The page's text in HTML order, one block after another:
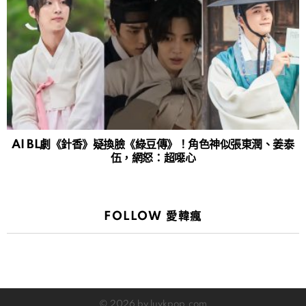
AI BL劇《針香》疑換臉《綠豆傳》！角色神似張東潤、姜泰
伍，網怒：超噁心
FOLLOW 愛韓瘋
© 2026 by luvkpop.com